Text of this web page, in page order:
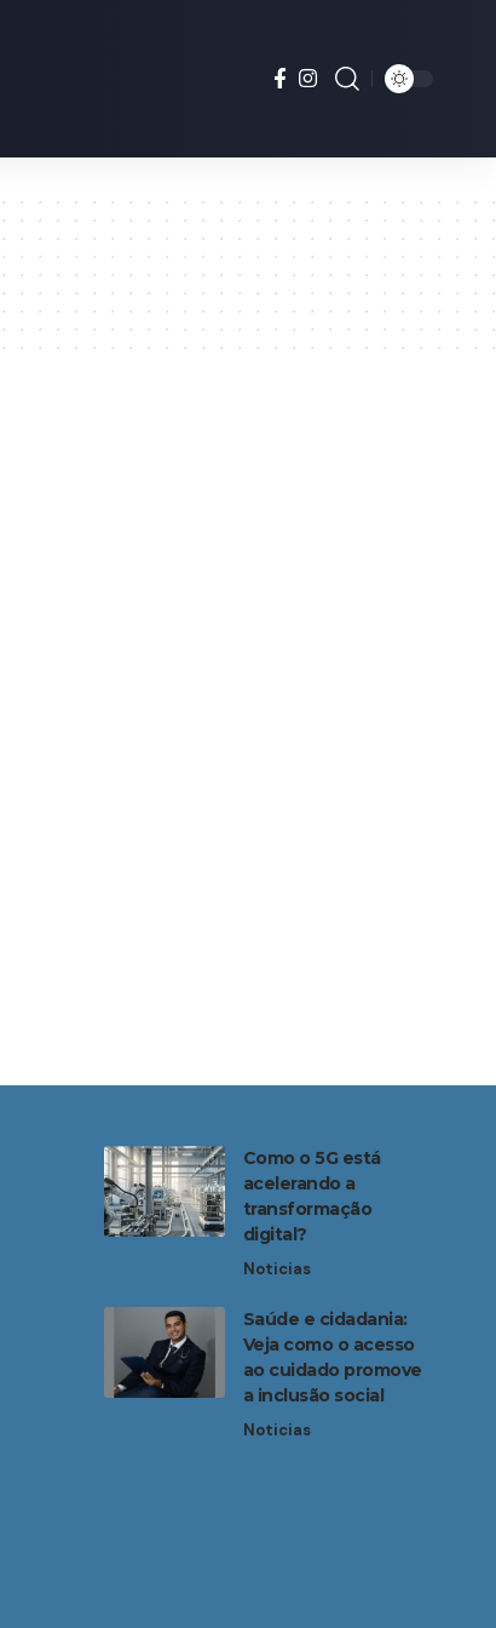
Como o 5G está
acelerando a
transformação
digital?
Noticias
Saúde e cidadania:
Veja como o acesso
ao cuidado promove
a inclusão social
Noticias